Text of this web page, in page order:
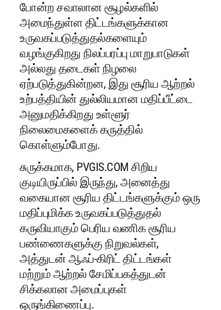
போன்ற சவாலான சூழல்களில்
அமைந்துள்ள திட்டங்களுக்கான
உருவகப்படுத்துதல்களையும்
வழங்குகிறது நிலப்பரப்பு மாறுபாடுகள்
அல்லது தடைகள் நிழலை
ஏற்படுத்துகின்றன, இது சூரிய ஆற்றல்
உற்பத்தியின் துல்லியமான மதிப்பீட்டை
அனுமதிக்கிறது உள்ளூர்
நிலைமைகளைக் கருத்தில்
கொள்ளும்போது.
சுருக்கமாக, PVGIS.COM சிறிய
குடியிருப்பில் இருந்து, அனைத்து
வகையான சூரிய திட்டங்களுக்கும் ஒரு
மதிப்புமிக்க உருவகப்படுத்துதல்
கருவியாகும் பெரிய வணிக சூரிய
பண்ணைகளுக்கு நிறுவல்கள்,
அத்துடன் ஆஃப்-கிரிட் திட்டங்கள்
மற்றும் ஆற்றல் சேமிப்பகத்துடன்
சிக்கலான அமைப்புகள்
ஒருங்கிணைப்பு.